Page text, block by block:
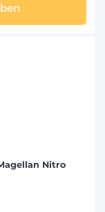
Nitro